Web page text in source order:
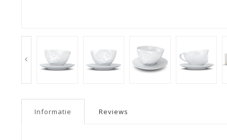
Informatie Reviews